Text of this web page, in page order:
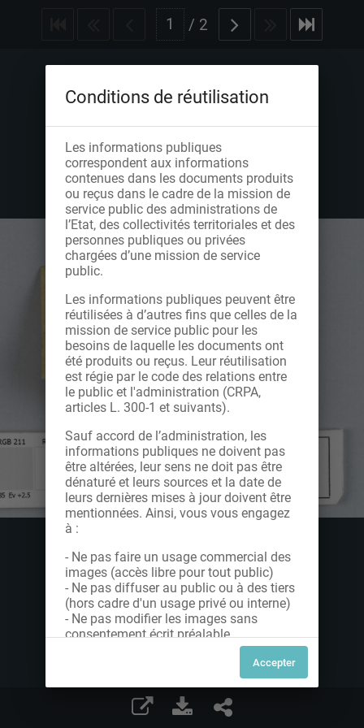
/ 2
Conditions de réutilisation
Les informations publiques
correspondent aux informations
contenues dans les documents produits
ou reçus dans le cadre de la mission de
service public des administrations de
l’Etat, des collectivités territoriales et des
personnes publiques ou privées
chargées d’une mission de service
public.
Les informations publiques peuvent être
réutilisées à d’autres fins que celles de la
mission de service public pour les
besoins de laquelle les documents ont
été produits ou reçus. Leur réutilisation
est régie par le code des relations entre
le public et l'administration (CRPA,
articles L. 300-1 et suivants).
Sauf accord de l’administration, les
informations publiques ne doivent pas
être altérées, leur sens ne doit pas être
dénaturé et leurs sources et la date de
leurs dernières mises à jour doivent être
mentionnées. Ainsi, vous vous engagez
à :
- Ne pas faire un usage commercial des
images (accès libre pour tout public)
- Ne pas diffuser au public ou à des tiers
(hors cadre d'un usage privé ou interne)
- Ne pas modifier les images sans
consentement écrit préalable
Dans le cas contraire, nous vous invitons
à nous contacter afin de solliciter le type
de Licence souhaitée parmi celles
proposées et le cas échéant, acquitter